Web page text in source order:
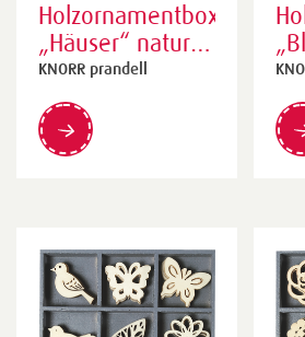
Holzornamentbox
„Häuser“ natur |
105×105 mm,
30 mm, natur
KNORR prandell
30